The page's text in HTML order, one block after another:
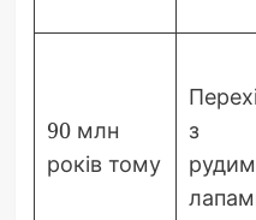
90 млн
років тому
з